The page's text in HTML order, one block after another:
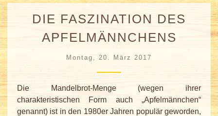
DIE FASZINATION DES
APFELMÄNNCHENS
Montag, 20. März 2017
Die Mandelbrot-Menge (wegen ihrer
charakteristischen Form auch „Apfelmännchen“
genannt) ist in den 1980er Jahren populär geworden,